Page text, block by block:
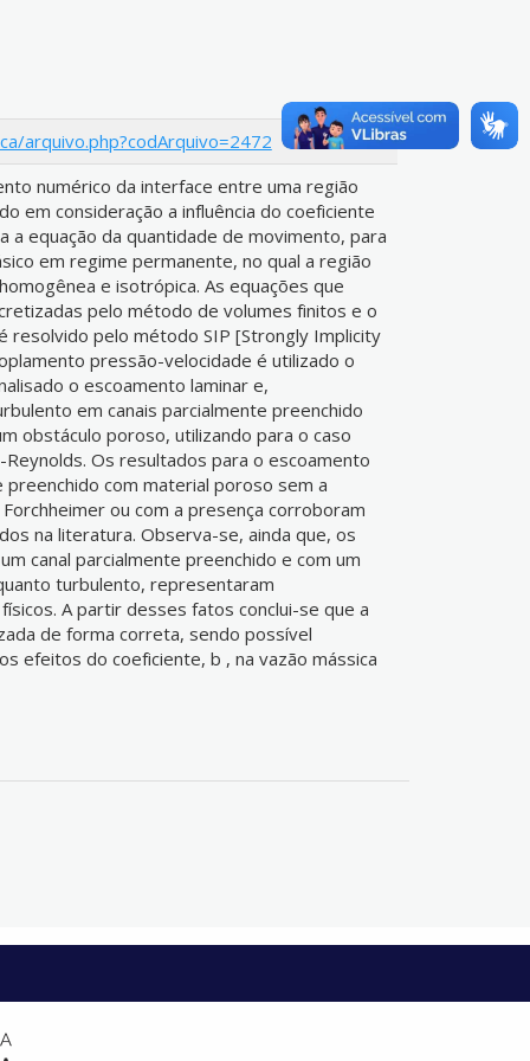
arquivo.php?codArquivo=2472
numérico da interface entre uma região
em consideração a influência do coeficiente
a equação da quantidade de movimento, para
em regime permanente, no qual a região
e isotrópica. As equações que
pelo método de volumes finitos e o
resolvido pelo método SIP [Strongly Implicity
pressão-velocidade é utilizado o
o escoamento laminar e,
em canais parcialmente preenchido
obstáculo poroso, utilizando para o caso
Os resultados para o escoamento
preenchido com material poroso sem a
ou com a presença corroboram
na literatura. Observa-se, ainda que, os
canal parcialmente preenchido e com um
turbulento, representaram
A partir desses fatos conclui-se que a
de forma correta, sendo possível
efeitos do coeficiente, b , na vazão mássica